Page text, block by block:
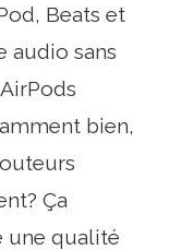
Beats et
audio sans
bien,
Ça
une qualité